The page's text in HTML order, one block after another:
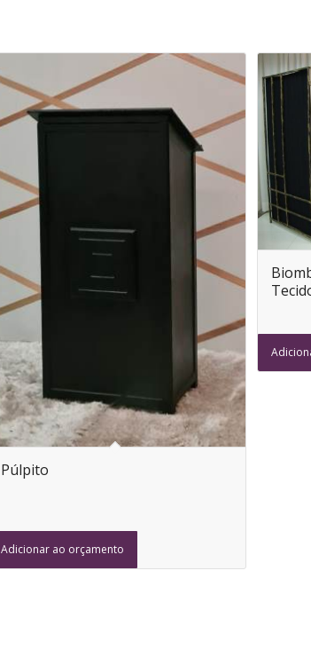
Púlpito
Adicionar ao orçamento